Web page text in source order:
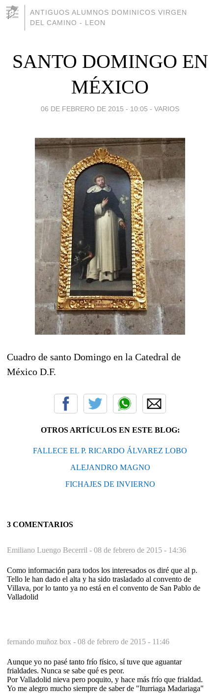
ANTIGUOS ALUMNOS DOMINICOS VIRGEN
DEL CAMINO - LEON
SANTO DOMINGO EN
MÉXICO
06 DE FEBRERO DE 2015 - 10:05 - VARIOS
Cuadro de santo Domingo en la Catedral de
México D.F.
OTROS ARTÍCULOS EN ESTE BLOG:
FALLECE EL P. RICARDO ÁLVAREZ LOBO
ALEJANDRO MAGNO
FICHAJES DE INVIERNO
3 COMENTARIOS
Emiliano Luengo Becerril - 08 de febrero de 2015 - 14:36
Como información para todos los interesados os diré que al p.
Tello le han dado el alta y ha sido trasladado al convento de
Villava, por lo tanto ya no está en el convento de San Pablo de
Valladolid
fernando muñoz box - 08 de febrero de 2015 - 11:46
Aunque yo no pasé tanto frío físico, sí tuve que aguantar
frialdades. Nunca se sabe qué es peor.
Por Valladolid nieva pero poquito, y hace más frío que frialdad.
Yo me alegro mucho siempre de saber de "Iturriaga Madariaga"